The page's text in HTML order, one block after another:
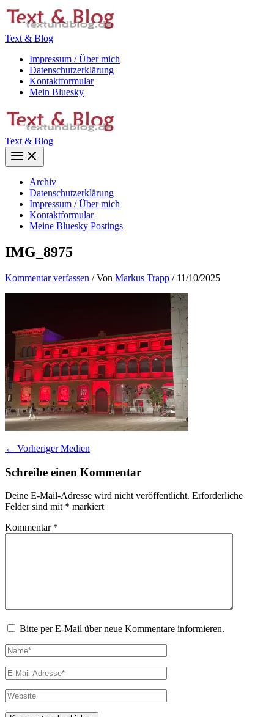
Zum
Inhalt
Text & Blog
Impressum / Über mich
Datenschutzerklärung
Kontaktformular
Mein Bluesky
Text & Blog
Main
Menu
Archiv
Datenschutzerklärung
Impressum / Über mich
Kontaktformular
Meine Bluesky Postings
IMG_8975
Kommentar verfassen / Von Markus Trapp / 11/10/2025
← Vorheriger Medien
Schreibe einen Kommentar
Deine E-Mail-Adresse wird nicht veröffentlicht. Erforderliche
Felder sind mit * markiert
Kommentar *
Bitte per E-Mail über neue Kommentare informieren.
Name*
E-
Mail-
Adresse*
Website